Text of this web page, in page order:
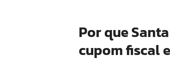
Por que
cupom fiscal